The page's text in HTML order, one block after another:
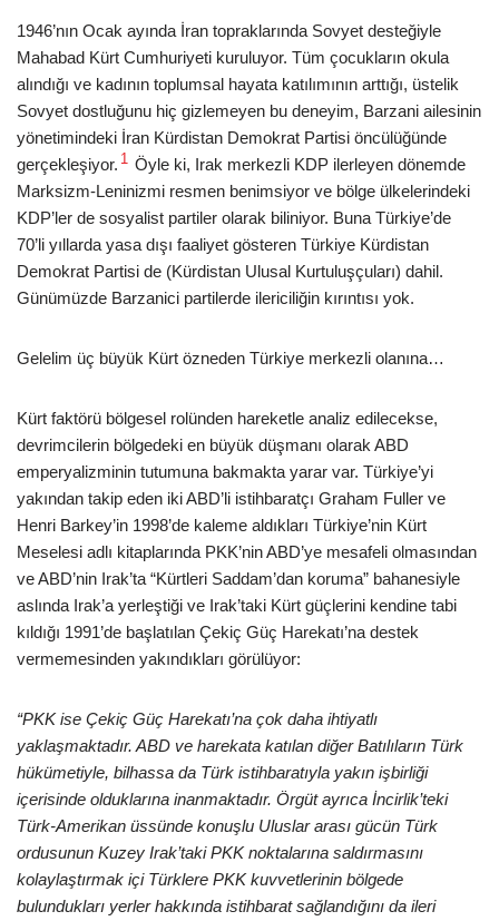
1946’nın Ocak ayında İran topraklarında Sovyet desteğiyle
Mahabad Kürt Cumhuriyeti kuruluyor. Tüm çocukların okula
alındığı ve kadının toplumsal hayata katılımının arttığı, üstelik
Sovyet dostluğunu hiç gizlemeyen bu deneyim, Barzani ailesinin
yönetimindeki İran Kürdistan Demokrat Partisi öncülüğünde
gerçekleşiyor. 1 Öyle ki, Irak merkezli KDP ilerleyen dönemde
Marksizm-Leninizmi resmen benimsiyor ve bölge ülkelerindeki
KDP’ler de sosyalist partiler olarak biliniyor. Buna Türkiye’de
70’li yıllarda yasa dışı faaliyet gösteren Türkiye Kürdistan
Demokrat Partisi de (Kürdistan Ulusal Kurtuluşçuları) dahil.
Günümüzde Barzanici partilerde ilericiliğin kırıntısı yok.
Gelelim üç büyük Kürt özneden Türkiye merkezli olanına…
Kürt faktörü bölgesel rolünden hareketle analiz edilecekse,
devrimcilerin bölgedeki en büyük düşmanı olarak ABD
emperyalizminin tutumuna bakmakta yarar var. Türkiye’yi
yakından takip eden iki ABD’li istihbaratçı Graham Fuller ve
Henri Barkey’in 1998’de kaleme aldıkları Türkiye’nin Kürt
Meselesi adlı kitaplarında PKK’nin ABD’ye mesafeli olmasından
ve ABD’nin Irak’ta “Kürtleri Saddam’dan koruma” bahanesiyle
aslında Irak’a yerleştiği ve Irak’taki Kürt güçlerini kendine tabi
kıldığı 1991’de başlatılan Çekiç Güç Harekatı’na destek
vermemesinden yakındıkları görülüyor:
“PKK ise Çekiç Güç Harekatı’na çok daha ihtiyatlı
yaklaşmaktadır. ABD ve harekata katılan diğer Batılıların Türk
hükümetiyle, bilhassa da Türk istihbaratıyla yakın işbirliği
içerisinde olduklarına inanmaktadır. Örgüt ayrıca İncirlik’teki
Türk-Amerikan üssünde konuşlu Uluslar arası gücün Türk
ordusunun Kuzey Irak’taki PKK noktalarına saldırmasını
kolaylaştırmak içi Türklere PKK kuvvetlerinin bölgede
bulundukları yerler hakkında istihbarat sağlandığını da ileri